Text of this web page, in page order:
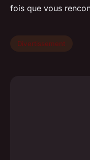
fois que vous
Divertissement